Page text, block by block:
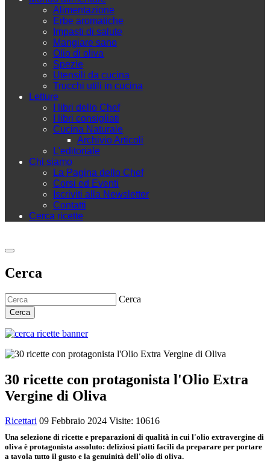
Alimentazione
Erbe aromatiche
Impasti di salute
Mangiare sano
Olio di oliva
Spezie
Utensili da cucina
Trucchi utili in cucina
Letture
I libri dello Chef
I libri consigliati
Cucina Naturale
Archivio Articoli
L'editoriale
Chi siamo
La Pagina dello Chef
Corsi ed Eventi
Iscriviti alla Newsletter
Contatti
Cerca ricette
Cerca
Cerca
Cerca
30 ricette con protagonista l'Olio Extra
Vergine di Oliva
Ricettari 09 Febbraio 2024 Visite: 10616
Una selezione di ricette e preparazioni di qualità in cui l'olio extravergine di
oliva è protagonista assoluto: deliziosi piatti facili da preparare per portare
a tavola tutto il gusto e la genuinità dell'olio di oliva.